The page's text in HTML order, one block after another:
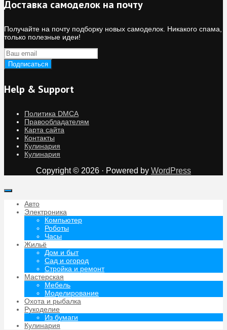
Доставка самоделок на почту
Получайте на почту подборку новых самоделок. Никакого спама,
только полезные идеи!
Help & Support
Политика DMCA
Правообладателям
Карта сайта
Контакты
Кулинария
Кулинария
Copyright © 2026 · Powered by WordPress
Авто
Электроника
Компьютер
Роботы
Часы
Жильё
Дом и быт
Сад и огород
Стройка и ремонт
Мастерская
Мебель
Моделирование
Охота и рыбалка
Рукоделие
Из бумаги
Кулинария